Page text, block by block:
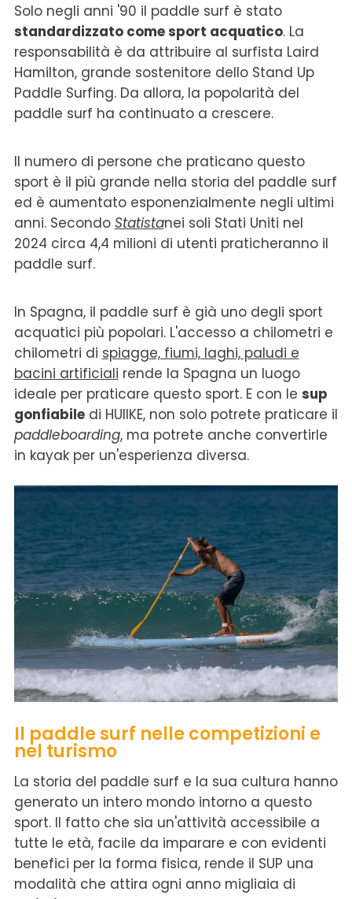
Solo negli anni '90 il paddle surf è stato
standardizzato come sport acquatico. La
responsabilità è da attribuire al surfista Laird
Hamilton, grande sostenitore dello Stand Up
Paddle Surfing. Da allora, la popolarità del
paddle surf ha continuato a crescere.
Il numero di persone che praticano questo
sport è il più grande nella storia del paddle surf
ed è aumentato esponenzialmente negli ultimi
anni. Secondo Statistanei soli Stati Uniti nel
2024 circa 4,4 milioni di utenti praticheranno il
paddle surf.
In Spagna, il paddle surf è già uno degli sport
acquatici più popolari. L'accesso a chilometri e
chilometri di spiagge, fiumi, laghi, paludi e
bacini artificiali rende la Spagna un luogo
ideale per praticare questo sport. E con le sup
gonfiabiledi HUIIKE, non solo potrete praticare il
paddleboarding, ma potrete anche convertirle
in kayak per un'esperienza diversa.
Il paddle surf nelle competizioni e
nel turismo
La storia del paddle surf e la sua cultura hanno
generato un intero mondo intorno a questo
sport. Il fatto che sia un'attività accessibile a
tutte le età, facile da imparare e con evidenti
benefici per la forma fisica, rende il SUP una
modalità che attira ogni anno migliaia di